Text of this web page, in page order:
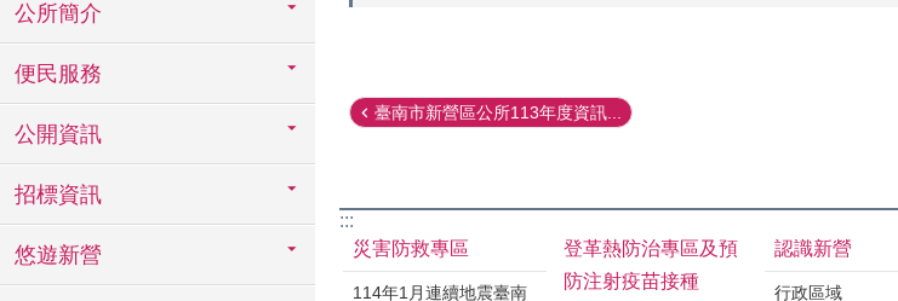
公所簡介
便民服務
公開資訊
招標資訊
悠遊新營
臺南市新營區公所113年度資訊...
:::
災害防救專區
114年1月連續地震臺南
登革熱防治專區及預
防注射疫苗接種
認識新營
行政區域